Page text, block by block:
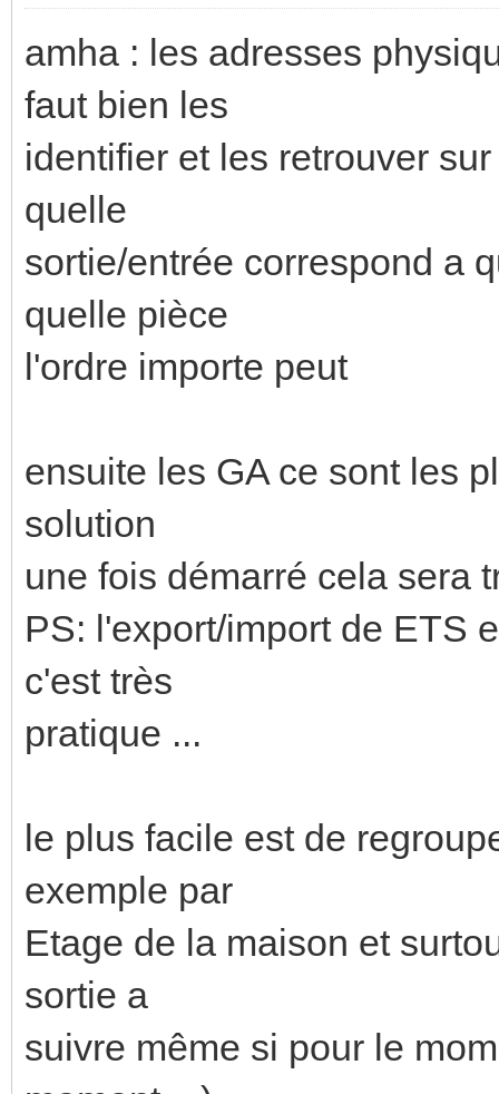
amha : les adresses
faut bien les
identifier et les retrouver
quelle
sortie/entrée correspond a
quelle pièce
l'ordre importe peut
ensuite les GA ce sont les
solution
une fois démarré cela sera
PS: l'export/import de ETS
c'est très
pratique ...
le plus facile est de
exemple par
Etage de la maison et
sortie a
suivre même si pour le